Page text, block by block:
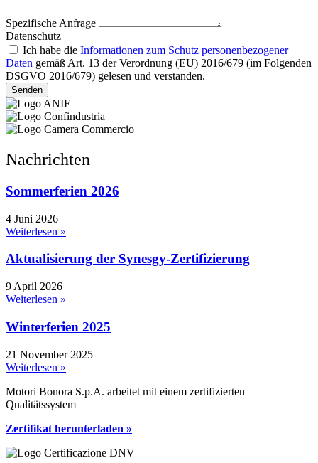
Spezifische Anfrage
Datenschutz
Ich habe die Informationen zum Schutz personenbezogener
Daten gemäß Art. 13 der Verordnung (EU) 2016/679 (im Folgenden
DSGVO 2016/679) gelesen und verstanden.
Senden
Nachrichten
Sommerferien 2026
4 Juni 2026
Weiterlesen »
Aktualisierung der Synesgy-Zertifizierung
9 April 2026
Weiterlesen »
Winterferien 2025
21 November 2025
Weiterlesen »
Motori Bonora S.p.A. arbeitet mit einem zertifizierten
Qualitätssystem
Zertifikat herunterladen »